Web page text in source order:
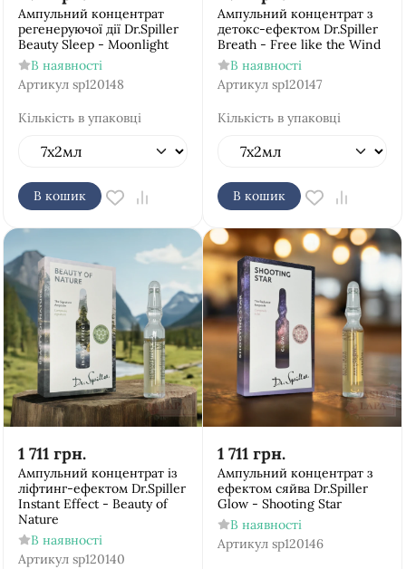
Ампульний концентрат
регенеруючої дії Dr.Spiller
Beauty Sleep - Moonlight
В наявності
Артикул sp120148
Кількість в упаковці
В кошик
Ампульний концентрат з
детокс-ефектом Dr.Spiller
Breath - Free like the Wind
В наявності
Артикул sp120147
Кількість в упаковці
В кошик
1 711 грн.
Ампульний концентрат із
ліфтинг-ефектом Dr.Spiller
Instant Effect - Beauty of
Nature
В наявності
Артикул sp120140
1 711 грн.
Ампульний концентрат з
ефектом сяйва Dr.Spiller
Glow - Shooting Star
В наявності
Артикул sp120146